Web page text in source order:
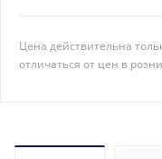
Цена действительна
отличаться от цен в